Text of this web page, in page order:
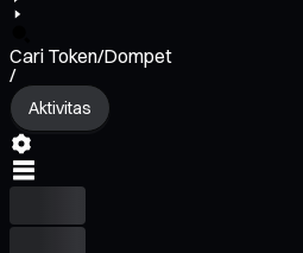
Cari Token/Dompet
/
Aktivitas